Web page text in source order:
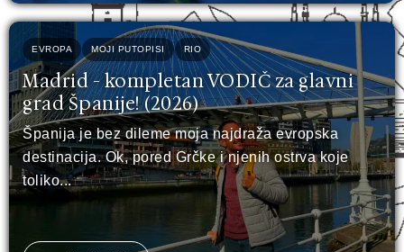
EVROPA MOJI PUTOPISI RIO
Madrid - kompletan VODIČ za glavni
grad Španije! (2026)
Španija je bez dileme moja najdraža evropska
destinacija. Ok, pored Grčke i njenih ostrva koje
toliko...